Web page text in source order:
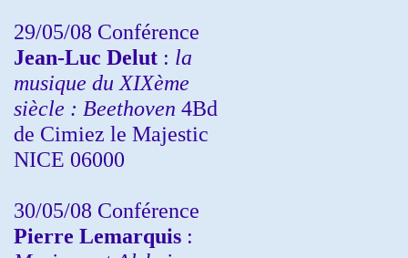
29/05/08 Conférence
Jean-Luc Delut : la
musique du XIXème
siècle : Beethoven 4Bd
de Cimiez le Majestic
NICE 06000
30/05/08 Conférence
Pierre Lemarquis :